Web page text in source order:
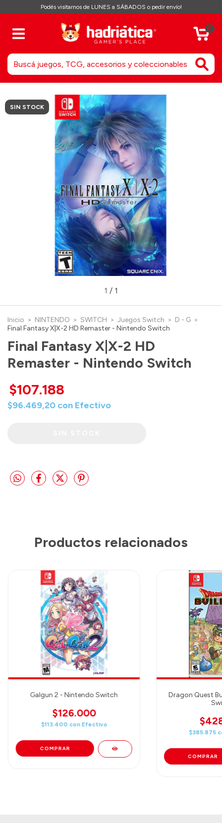
Podés visitarnos de LUNES a SÁBADOS o pedir envío!
0
SIN STOCK
1 / 1
Inicio > NINTENDO > SWITCH > Juegos Switch > D - G >
Final Fantasy X|X-2 HD Remaster - Nintendo Switch
Final Fantasy X|X-2 HD
Remaster - Nintendo Switch
$107.188
$96.469,20 con Efectivo
Productos relacionados
Galgun 2 - Nintendo Switch
$126.000
$113.400 con Efectivo
Dragon Quest
$385.875